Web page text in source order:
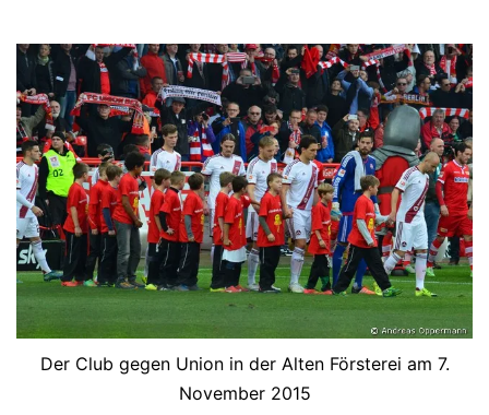
Der Club gegen Union in der Alten Försterei am 7.
November 2015